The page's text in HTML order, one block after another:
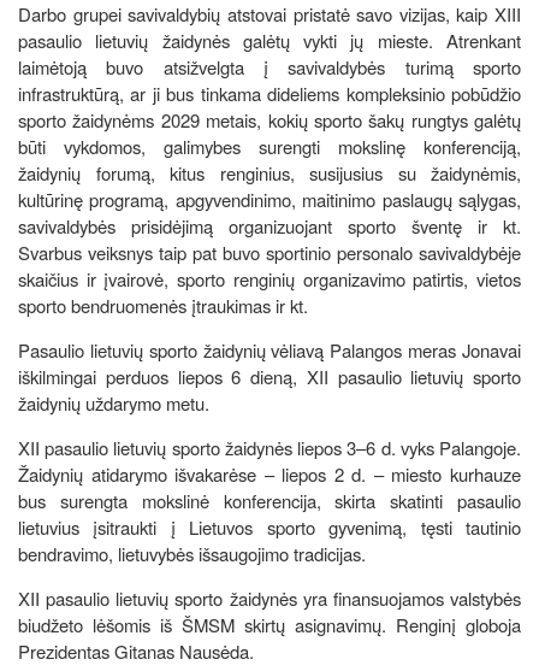
Darbo grupei savivaldybių atstovai pristatė savo vizijas, kaip XIII
pasaulio lietuvių žaidynės galėtų vykti jų mieste. Atrenkant
laimėtoją buvo atsižvelgta į savivaldybės turimą sporto
infrastruktūrą, ar ji bus tinkama dideliems kompleksinio pobūdžio
sporto žaidynėms 2029 metais, kokių sporto šakų rungtys galėtų
būti vykdomos, galimybes surengti mokslinę konferenciją,
žaidynių forumą, kitus renginius, susijusius su žaidynėmis,
kultūrinę programą, apgyvendinimo, maitinimo paslaugų sąlygas,
savivaldybės prisidėjimą organizuojant sporto šventę ir kt.
Svarbus veiksnys taip pat buvo sportinio personalo savivaldybėje
skaičius ir įvairovė, sporto renginių organizavimo patirtis, vietos
sporto bendruomenės įtraukimas ir kt.
Pasaulio lietuvių sporto žaidynių vėliavą Palangos meras Jonavai
iškilmingai perduos liepos 6 dieną, XII pasaulio lietuvių sporto
žaidynių uždarymo metu.
XII pasaulio lietuvių sporto žaidynės liepos 3–6 d. vyks Palangoje.
Žaidynių atidarymo išvakarėse – liepos 2 d. – miesto kurhauze
bus surengta mokslinė konferencija, skirta skatinti pasaulio
lietuvius įsitraukti į Lietuvos sporto gyvenimą, tęsti tautinio
bendravimo, lietuvybės išsaugojimo tradicijas.
XII pasaulio lietuvių sporto žaidynės yra finansuojamos valstybės
biudžeto lėšomis iš ŠMSM skirtų asignavimų. Renginį globoja
Prezidentas Gitanas Nausėda.